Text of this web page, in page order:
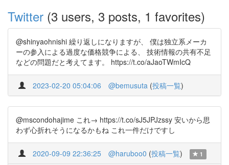
Twitter (3 users, 3 posts, 1 favorites)
@shinyaohnishi 繰り返しになりますが、 僕は独立系メーカ
ーの参入による過度な価格競争による、 技術情報の共有不足
などの問題だと考えてます。 https://t.co/aJaoTWmIcQ
2023-02-20 05:04:06 @bemusuta (投稿一覧)
@mscondohajime これ→ https://t.co/sJ5JPJzssy 安いから思
わず心折れそうになるかもね これ一件だけですし
2020-09-09 22:36:25 @haruboo0 (投稿一覧) 1